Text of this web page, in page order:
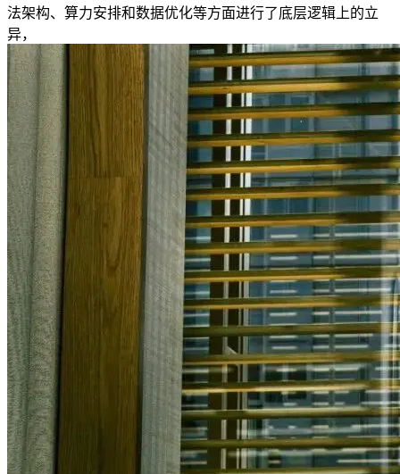
法架构、算力安排和数据优化等方面进行了底层逻辑上的立
异，